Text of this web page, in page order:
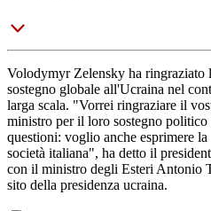
Volodymyr Zelensky ha ringraziato
sostegno globale all'Ucraina nel
larga scala. "Vorrei ringraziare il
ministro per il loro sostegno politico
questioni: voglio anche esprimere
società italiana", ha detto il
con il ministro degli Esteri Antonio
sito della presidenza ucraina.